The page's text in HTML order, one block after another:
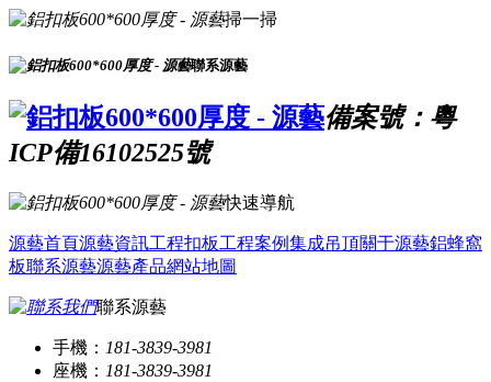
掃一掃
聯系源藝
備案號：粵
ICP備16102525號
快速導航
源藝首頁源藝資訊工程扣板工程案例集成吊頂關于源藝鋁蜂窩
板聯系源藝源藝產品網站地圖
聯系源藝
手機： 181-3839-3981
座機： 181-3839-3981